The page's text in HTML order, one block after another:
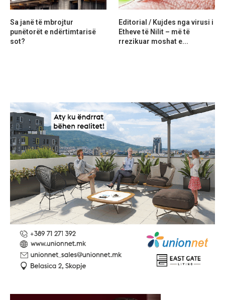
Sa janë të mbrojtur
punëtorët e ndërtimtarisë
sot?
Editorial / Kujdes nga virusi i
Etheve të Nilit – më të
rrezikuar moshat e...